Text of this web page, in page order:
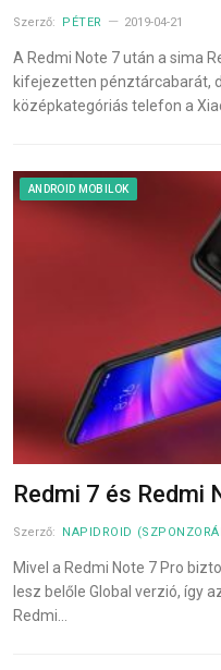
Szerző: PÉTER 2019-04-21
A Redmi Note 7 után a sima
kifejezetten pénztárcabarát,
középkategóriás telefon a
ANDROID MOBILOK
Redmi 7 és Redmi
Szerző: NAPIDROID
Mivel a Redmi Note 7 Pro
lesz belőle Global verzió, így
Redmi…